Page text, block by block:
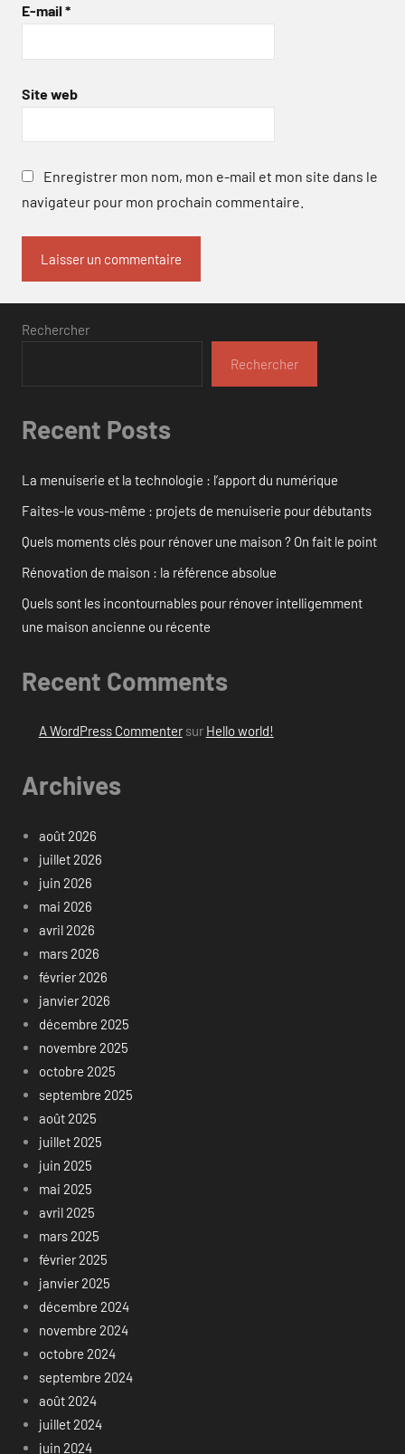
E-mail *
Site web
Enregistrer mon nom, mon e-mail et mon site dans le
navigateur pour mon prochain commentaire.
Rechercher
Rechercher
Recent Posts
La menuiserie et la technologie : l’apport du numérique
Faites-le vous-même : projets de menuiserie pour débutants
Quels moments clés pour rénover une maison ? On fait le point
Rénovation de maison : la référence absolue
Quels sont les incontournables pour rénover intelligemment
une maison ancienne ou récente
Recent Comments
A WordPress Commentersur Hello world!
Archives
août 2026
juillet 2026
juin 2026
mai 2026
avril 2026
mars 2026
février 2026
janvier 2026
décembre 2025
novembre 2025
octobre 2025
septembre 2025
août 2025
juillet 2025
juin 2025
mai 2025
avril 2025
mars 2025
février 2025
janvier 2025
décembre 2024
novembre 2024
octobre 2024
septembre 2024
août 2024
juillet 2024
juin 2024